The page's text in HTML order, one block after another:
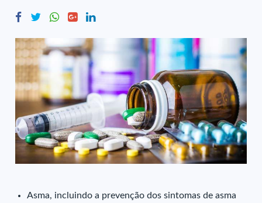
Asma, incluindo a prevenção dos sintomas de asma